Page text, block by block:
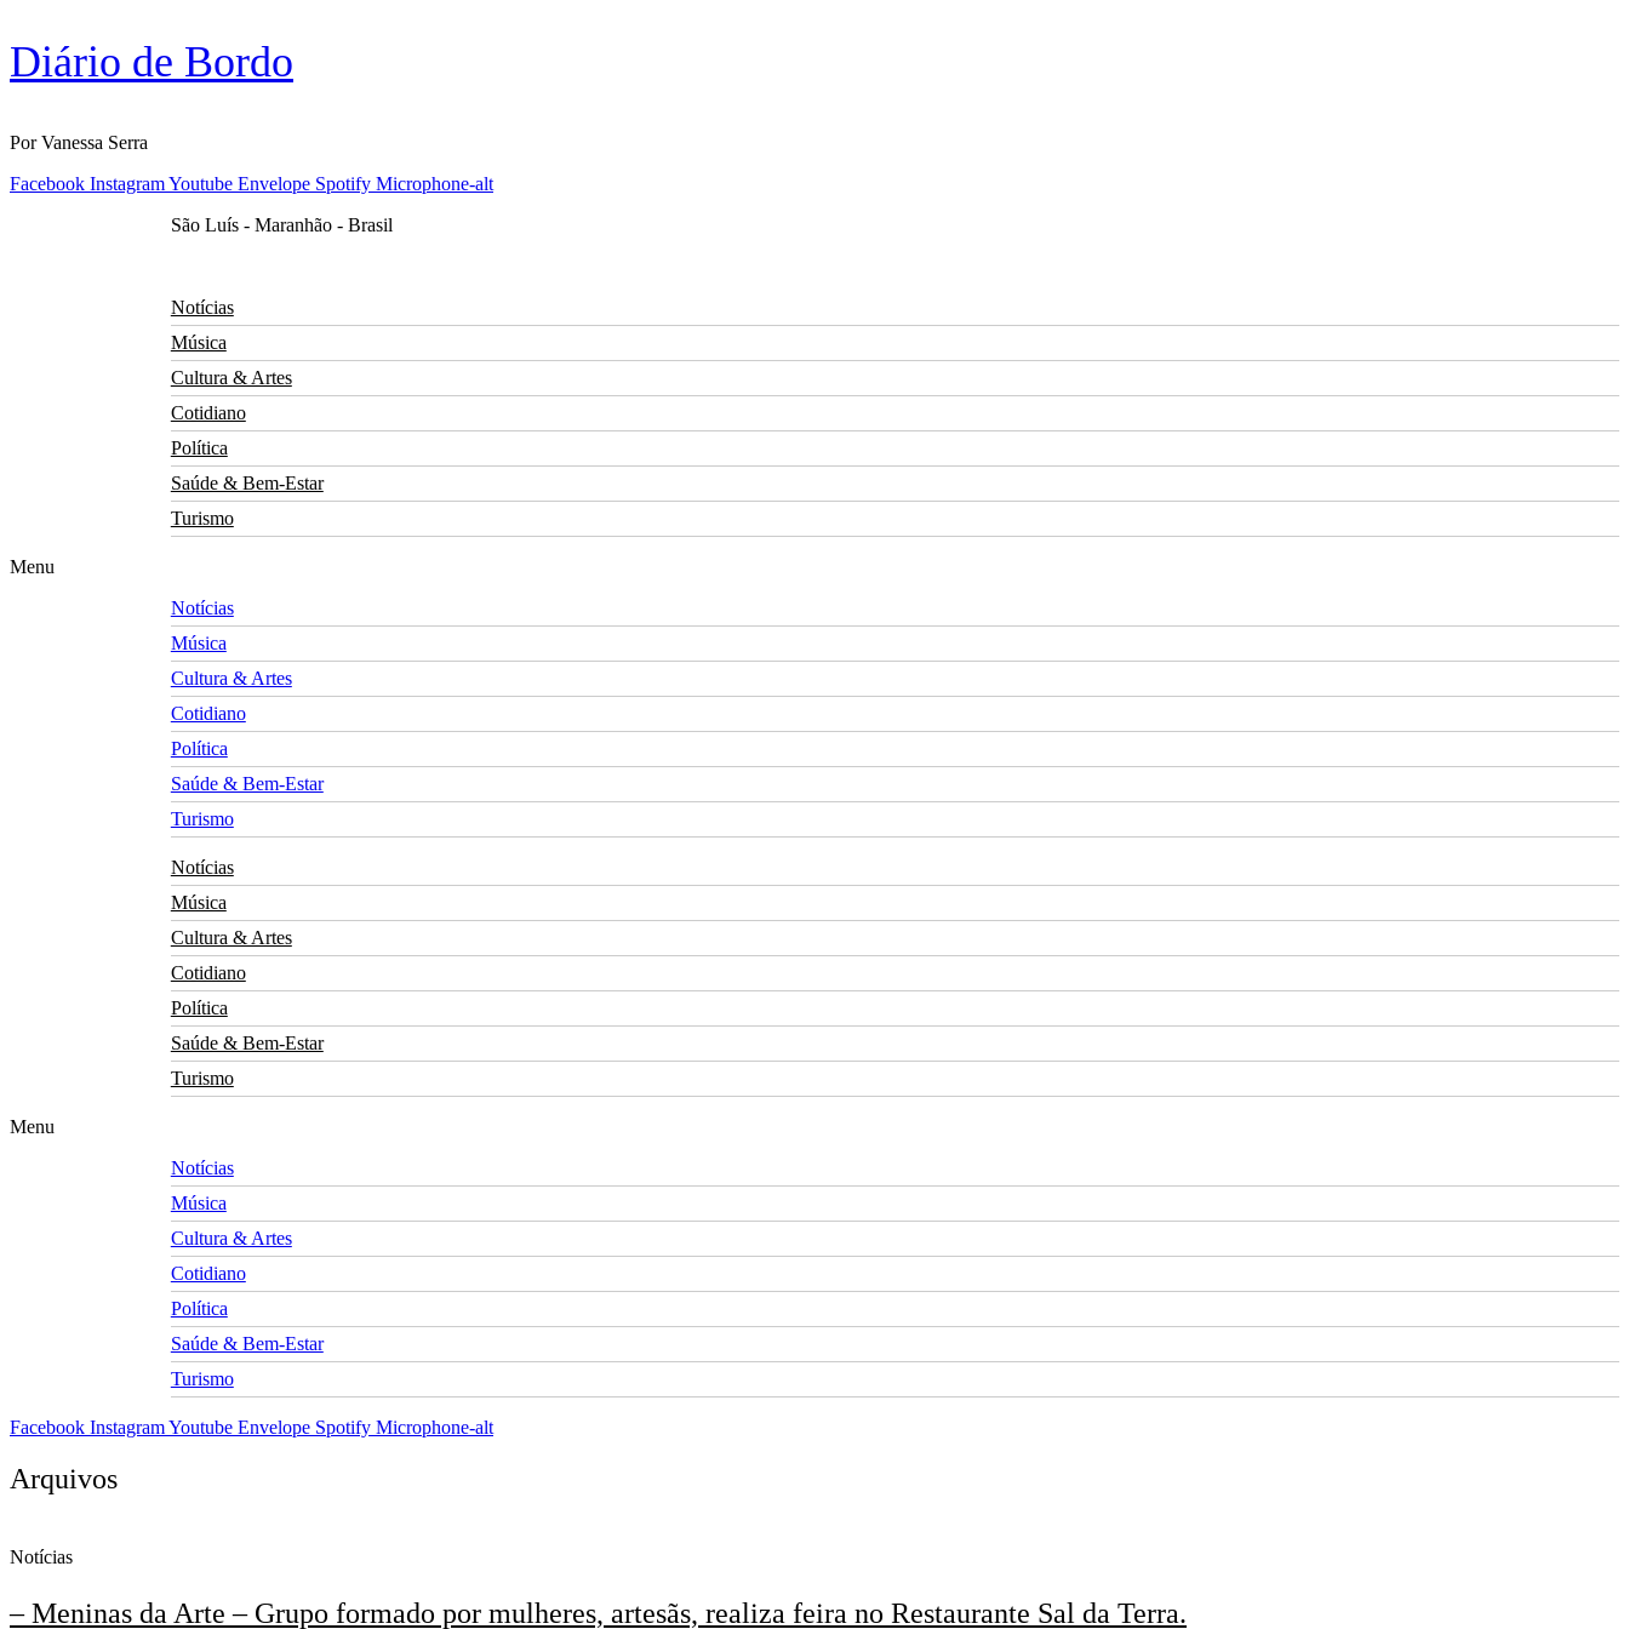
Skip
content
Diário de Bordo
Por Vanessa Serra
Facebook InstagramYoutube Envelope Spotify Microphone-alt
São Luís - Maranhão - Brasil
Notícias
Música
Cultura & Artes
Cotidiano
Política
Saúde & Bem-Estar
Turismo
Menu
Notícias
Música
Cultura & Artes
Cotidiano
Política
Saúde & Bem-Estar
Turismo
Notícias
Música
Cultura & Artes
Cotidiano
Política
Saúde & Bem-Estar
Turismo
Menu
Notícias
Música
Cultura & Artes
Cotidiano
Política
Saúde & Bem-Estar
Turismo
Facebook InstagramYoutube Envelope Spotify Microphone-alt
Arquivos
Notícias
– Meninas da Arte – Grupo formado por mulheres, artesãs, realiza feira no Restaurante Sal da Terra.